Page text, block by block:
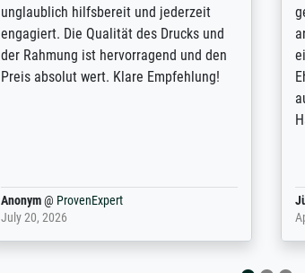
Feldpost meines Großvaters aus dem 1.
Weltkrieg benötigte ich ein
ausdrucksvolles Bild. Das habe ich bei
Ihnen gefunden. Bei der Auswahl der
weiter. Vielen ...
Margot@ProvenExpert
February 20, 2026